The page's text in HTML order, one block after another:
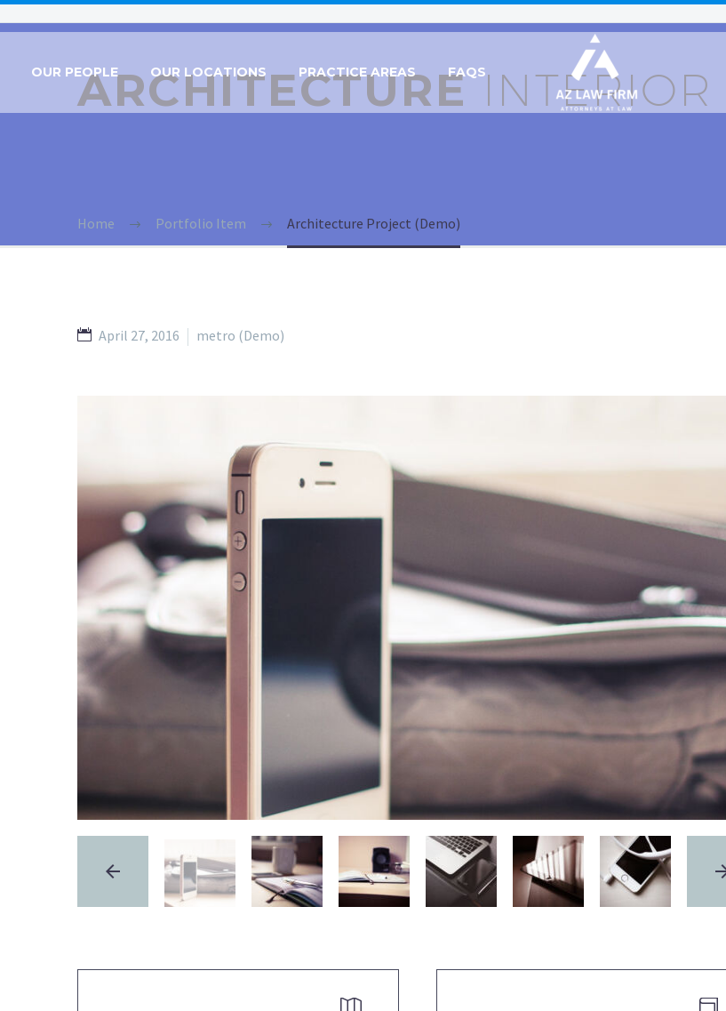
OUR PEOPLE OUR LOCATIONS PRACTICE AREAS FAQS
ARCHITECTUREINTERIOR
Home Portfolio Item Architecture Project (Demo)
April 27, 2016 metro (Demo)